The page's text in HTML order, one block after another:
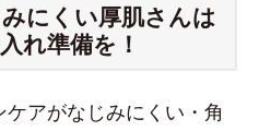
にくい厚肌さんは
れ準備を！
アがなじみにくい・角